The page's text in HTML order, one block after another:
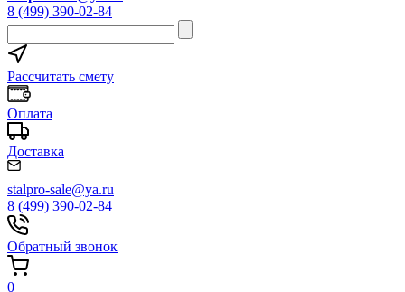
8 (499) 390-02-84
Рассчитать смету
Оплата
Доставка
stalpro-sale@ya.ru
8 (499) 390-02-84
Обратный звонок
0